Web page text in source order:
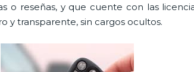
o reseñas, y que cuente con las
y transparente, sin cargos ocultos.